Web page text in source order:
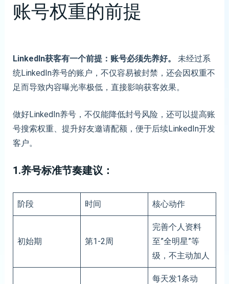
账号权重的前提
LinkedIn获客有一个前提：账号必须先养好。
未经过系
统LinkedIn养号的账户，不仅容易被封禁，还会因权重不
足而导致内容曝光率极低，直接影响获客效果。
做好LinkedIn养号，不仅能降低封号风险，还可以提高账
号搜索权重、提升好友邀请配额，便于后续LinkedIn开发
客户。
1.养号标准节奏建议：
阶段 时间 核心动作
初始期 第1-2周
完善个人资料
至”全明星”等
级，不主动加人
每天发1条动